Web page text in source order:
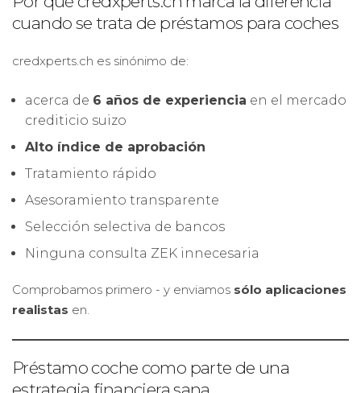
cuando se trata de préstamos para coches
credxperts.ch es sinónimo de:
acerca de 6 años de experiencia en el mercado
crediticio suizo
Alto índice de aprobación
Tratamiento rápido
Asesoramiento transparente
Selección selectiva de bancos
Ninguna consulta ZEK innecesaria
Comprobamos primero - y enviamos sólo aplicaciones
realistas en.
Préstamo coche como parte de una